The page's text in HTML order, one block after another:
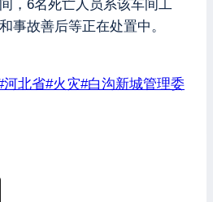
，6名死亡人员系该车间工
事故善后等正在处置中。
河北省#火灾#白沟新城管理委